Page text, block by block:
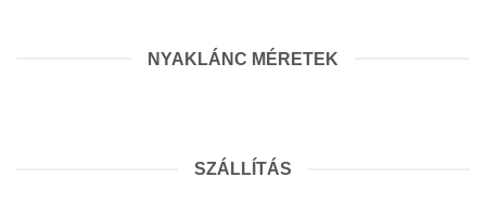
NYAKLÁNC MÉRETEK
SZÁLLÍTÁS